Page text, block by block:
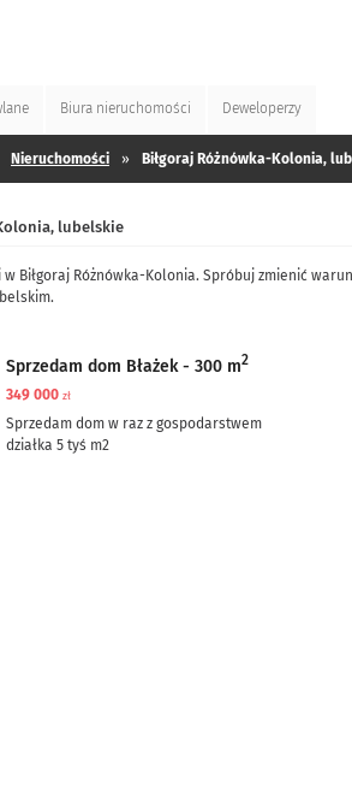
Biura nieruchomości Deweloperzy
Nieruchomości » Biłgoraj Różnówka-Kolonia,
lubelskie
Biłgoraj Różnówka-Kolonia. Spróbuj zmienić
Sprzedam dom Błażek - 300 m2
349 000 zł
Sprzedam dom w raz z gospodarstwem
działka 5 tyś m2